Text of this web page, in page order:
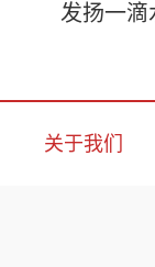
发扬一滴水
关于我们